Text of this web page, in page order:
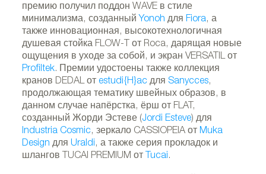
премию получил поддон WAVE в стиле
минимализма, созданный Yonoh дляFiora, а
также инновационная, высокотехнологичная
душевая стойка FLOW-T от Roca, дарящая новые
ощущения в уходе за собой, и экран VERSATIL от
Profiltek. Премии удостоены также коллекция
кранов DEDAL от estudi{H}ac для Sanycces,
продолжающая тематику швейных образов, в
данном случае напёрстка, ёрш от FLAT,
созданный Жорди Эстеве (Jordi Esteve) для
Industria Cosmic, зеркало CASSIOPEIA отMuka
Design дляUraldi, а также серия прокладок и
шлангов TUCAI PREMIUM от Tucai.